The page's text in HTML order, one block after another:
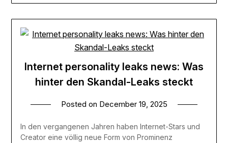
Internet personality leaks news: Was
hinter den Skandal-Leaks steckt​
Posted on December 19, 2025
In den vergangenen Jahren haben Internet-Stars und
Creator eine völlig neue Form von Prominenz